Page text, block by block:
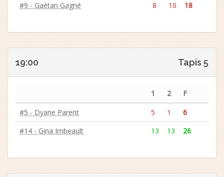
#9 - Gaétan Gagné
8 10 18
19:00 Tapis 5
1 2
F
#5 - Dyane Parent
5 1
6
#14 - Gina Imbeault
13 13 26